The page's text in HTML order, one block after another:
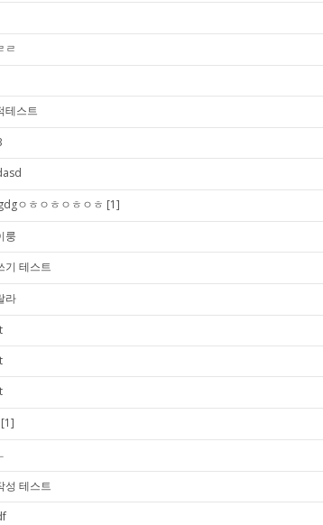
ㄹ
테스트
ㅇㅎㅇㅎㅇㅎㅇㅎ [1]
룽
기 테스트
라
[1]
성 테스트